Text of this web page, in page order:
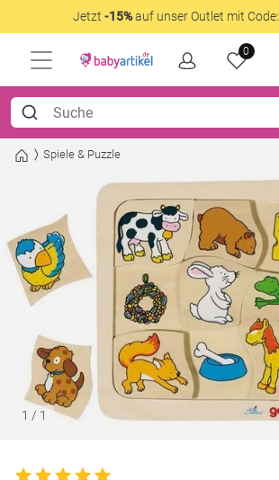
Jetzt -15%auf unser Outlet mit Code:
0
Spiele & Puzzle
1 / 1